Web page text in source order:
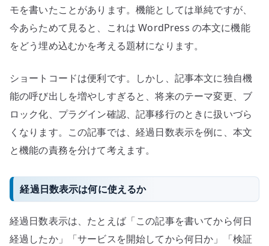
を
例
本
と
機
能
を
分
す
る
の
モを書いたことがあります。機能としては単純ですが、
今あらためて見ると、これは WordPress の本文に機能
をどう埋め込むかを考える題材になります。
ショートコードは便利です。しかし、記事本文に独自機
能の呼び出しを増やしすぎると、将来のテーマ変更、ブ
ロック化、プラグイン確認、記事移行のときに扱いづら
くなります。この記事では、経過日数表示を例に、本文
と機能の責務を分けて考えます。
経過日数表示は何に使えるか
経過日数表示は、たとえば「この記事を書いてから何日
経過したか」「サービスを開始してから何日か」「検証